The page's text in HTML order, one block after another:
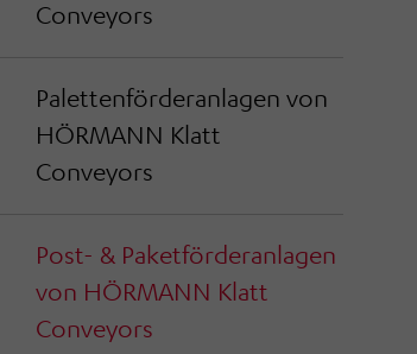
Conveyors
Palettenförderanlagen von
HÖRMANN Klatt
Conveyors
Post- & Paketförderanlagen
von HÖRMANN Klatt
Conveyors